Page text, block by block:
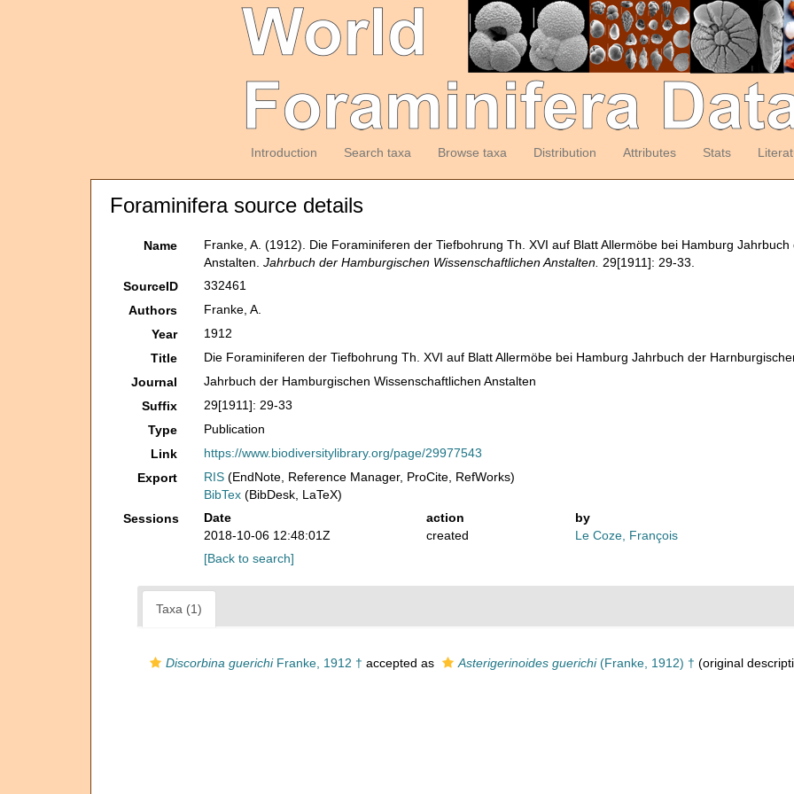
Introduction Search taxa Browse taxa Distribution Attributes Stats
Foraminifera source details
Name
Franke, A. (1912). Die Foraminiferen der Tiefbohrung Th. XVI auf Blatt Allermöbe bei Hamburg
Anstalten.Jahrbuch der Hamburgischen Wissenschaftlichen Anstalten. 29[1911]: 29-33.
SourceID
332461
Authors
Franke, A.
Year
1912
Title
Die Foraminiferen der Tiefbohrung Th. XVI auf Blatt Allermöbe bei Hamburg Jahrbuch der
Journal
Jahrbuch der Hamburgischen Wissenschaftlichen Anstalten
Suffix
29[1911]: 29-33
Type
Publication
Link
https://www.biodiversitylibrary.org/page/29977543
Export
RIS (EndNote, Reference Manager, ProCite, RefWorks)
BibTex (BibDesk, LaTeX)
Sessions
Date action
by
2018-10-06 12:48:01Z
created
Le Coze, François
[Back to search]
Taxa (1)
Discorbina guerichiFranke, 1912 † accepted as Asterigerinoides guerichi(Franke, 1912) † (original